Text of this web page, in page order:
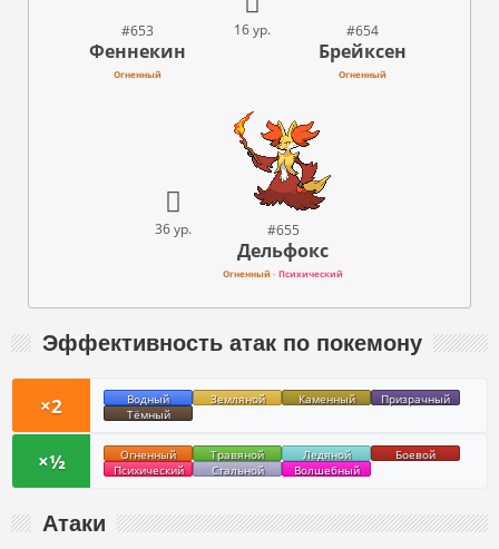
#653
Феннекин
Огненный
16 ур. #654
Брейксен
Огненный
36 ур. #655
Дельфокс
Огненный- Психический
Эффективность атак по покемону
×2 Водный Земляной Каменный
Призрачный
Тёмный
×½ Огненный Травяной Ледяной
Боевой
Психический
Стальной Волшебный
Атаки